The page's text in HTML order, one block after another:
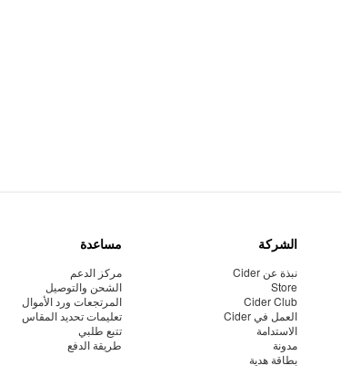
الشركة
نبذة عن Cider
Store
Cider Club
العمل في Cider
الاستدامة
مدونة
بطاقة هدية
مساعدة
مركز الدعم
الشحن والتوصيل
المرتجعات ورد الأموال
تعليمات تحديد المقاس
تتبع طلبي
طريقة الدفع